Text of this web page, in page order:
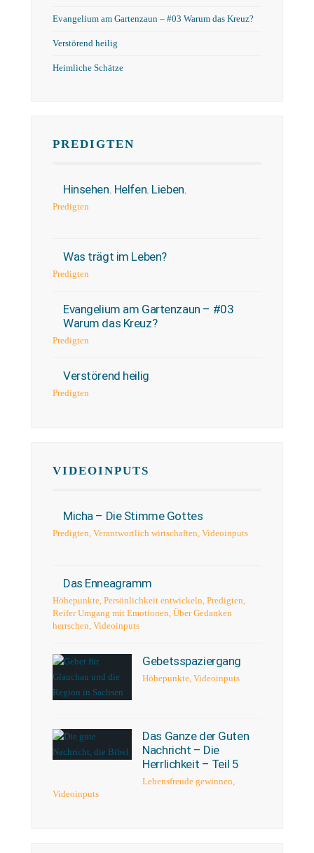
Evangelium am Gartenzaun – #03 Warum das Kreuz?
Verstörend heilig
Heimliche Schätze
PREDIGTEN
Hinsehen. Helfen. Lieben.
Predigten
Was trägt im Leben?
Predigten
Evangelium am Gartenzaun – #03
Warum das Kreuz?
Predigten
Verstörend heilig
Predigten
VIDEOINPUTS
Micha – Die Stimme Gottes
Predigten, Verantwortlich wirtschaften, Videoinputs
Das Enneagramm
Höhepunkte, Persönlichkeit entwickeln, Predigten,
Reifer Umgang mit Emotionen, Über Gedanken
herrschen, Videoinputs
Gebetsspaziergang
Höhepunkte,Videoinputs
Das Ganze der Guten
Nachricht – Die
Herrlichkeit – Teil 5
Lebensfreude gewinnen,
Videoinputs